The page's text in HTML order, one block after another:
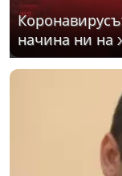
начина ни на